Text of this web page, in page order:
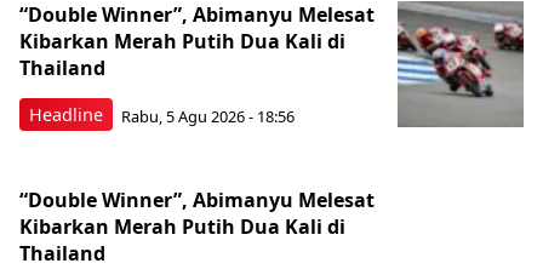
Headline
“Double Winner”, Abimanyu Melesat
Kibarkan Merah Putih Dua Kali di
Thailand
Rabu, 5 Agu 2026 - 18:56
“Double Winner”, Abimanyu Melesat
Kibarkan Merah Putih Dua Kali di
Thailand